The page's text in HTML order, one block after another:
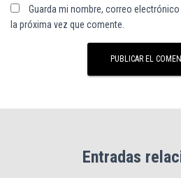
Guarda mi nombre, correo
la próxima vez que comente.
Entradas